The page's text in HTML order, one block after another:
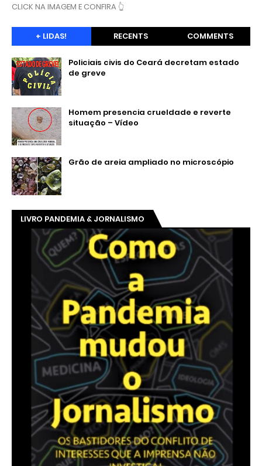
CLICK NA IMAGEM E CONFIRA 👆
+ LIDAS! RECENTS COMMENTS
Policiais civis do Ceará decretam estado
de greve
Homem presencia crueldade e reverte
situação – Vídeo
Grão de areia ampliado no microscópio
LIVRO PANDEMIA & JORNALISMO